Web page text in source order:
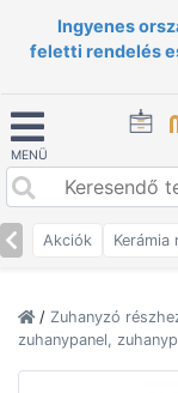
Ingyenes
feletti rendelés
MENÜ
Akciók Kerámia
/ Zuhanyzó
zuhanypanel,